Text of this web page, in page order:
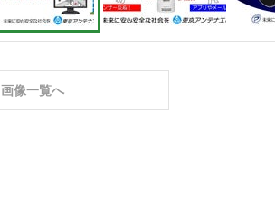
画像一覧へ